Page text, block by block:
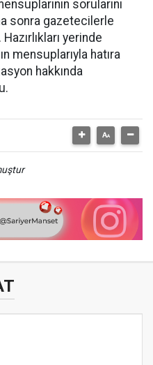
sorularını
sonra gazetecilerle
yerinde
mensuplarıyla hatıra
hakkında